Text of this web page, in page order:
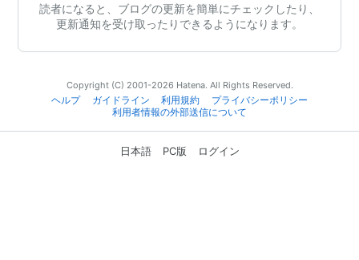
読者になると、ブログの更新を簡単にチェックしたり、
更新通知を受け取ったりできるようになります。
Copyright (C) 2001-2026 Hatena. All Rights Reserved.
ヘルプ
ガイドライン 利用規約
プライバシーポリシー
利用者情報の外部送信について
日本語 PC版 ログイン